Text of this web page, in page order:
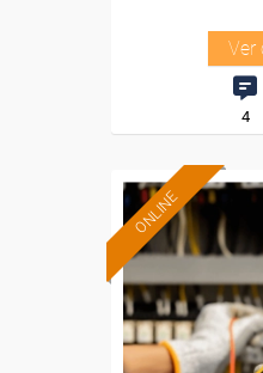
Ver
4
ONLINE
Para
trabajadores y